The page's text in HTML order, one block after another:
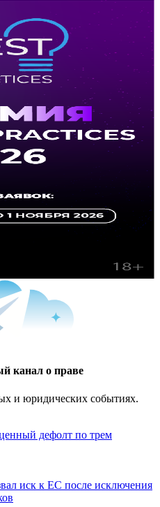
канал о праве
и юридических событиях.
дефолт по трем
иск к ЕС после исключения